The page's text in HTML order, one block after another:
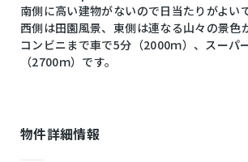
南側に高い建物がないので日当たりがよいで
西側は田園風景、東側は連なる山々の景色
コンビニまで車で5分（2000ｍ）、スーパ
（2700ｍ）です。
物件詳細情報